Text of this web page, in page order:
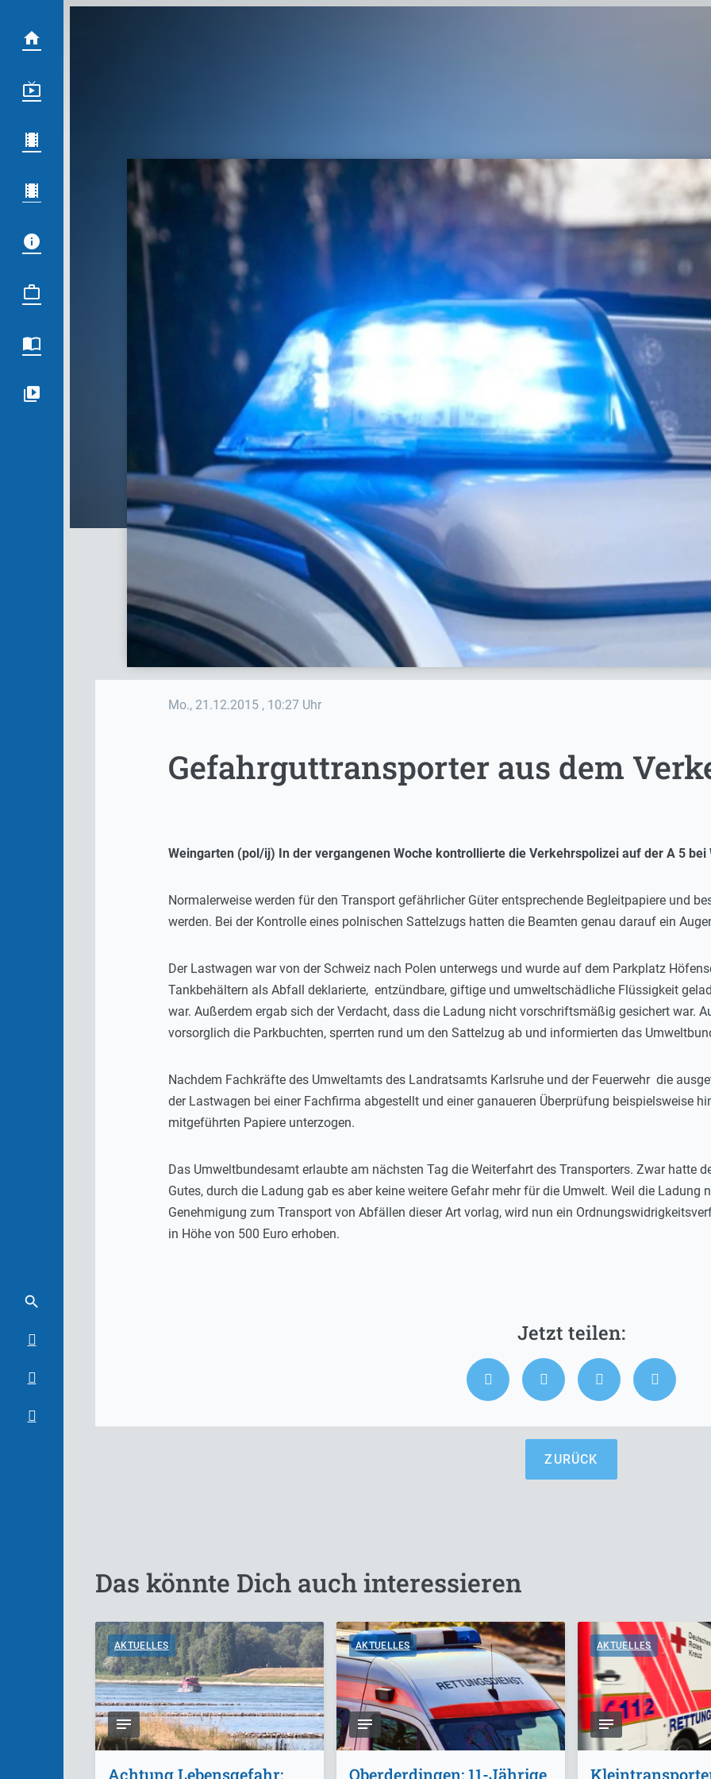
Mo., 21.12.2015 , 10:27 Uhr
Gefahrguttransporter aus dem
Weingarten (pol/ij) In der vergangenen Woche kontrollierte die Verkehrspolizei auf der A 5
Normalerweise werden für den Transport gefährlicher Güter entsprechende Begleitpapiere und
werden. Bei der Kontrolle eines polnischen Sattelzugs hatten die Beamten genau darauf ein
Der Lastwagen war von der Schweiz nach Polen unterwegs und wurde auf dem Parkplatz
Tankbehältern als Abfall deklarierte, entzündbare, giftige und umweltschädliche Flüssigkeit
war. Außerdem ergab sich der Verdacht, dass die Ladung nicht vorschriftsmäßig gesichert war.
vorsorglich die Parkbuchten, sperrten rund um den Sattelzug ab und informierten das
Nachdem Fachkräfte des Umweltamts des Landratsamts Karlsruhe und der Feuerwehr die
der Lastwagen bei einer Fachfirma abgestellt und einer ganaueren Überprüfung beispielsweise
mitgeführten Papiere unterzogen.
Das Umweltbundesamt erlaubte am nächsten Tag die Weiterfahrt des Transporters. Zwar hatte
Gutes, durch die Ladung gab es aber keine weitere Gefahr mehr für die Umwelt. Weil die Ladung
Genehmigung zum Transport von Abfällen dieser Art vorlag, wird nun ein
in Höhe von 500 Euro erhoben.
ZURÜCK
Das könnte Dich auch interessieren
AKTUELLES
Achtung Lebensgefahr:
AKTUELLES
Oberderdingen: 11-Jährige
AKTUELLES